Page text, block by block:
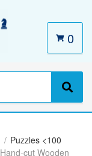
S
e
a
0
/ Puzzles <100
Hand-cut Wooden